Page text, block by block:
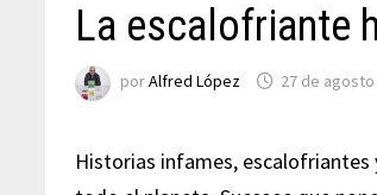
La escalofriante
porAlfred López 27 de agosto
Historias infames, escalofriantes